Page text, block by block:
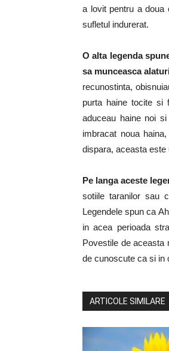
a lovit pentru a doua
sufletul indurerat.
O alta legenda
sa munceasca
recunostinta,
purta haine tocite si
aduceau haine noi
imbracat noua
dispara, aceasta este
Pe langa aceste
sotiile taranilor sau
Legendele spun ca
in acea perioada
Povestile de aceasta
de cunoscute ca si in
ARTICOLE SIMILARE